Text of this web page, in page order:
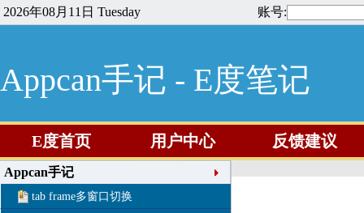
2026年08月11日 Tuesday 账号:
Appcan手记 - E度笔记
E度首页 用户中心 反馈建议
Appcan手记
tab frame多窗口切换